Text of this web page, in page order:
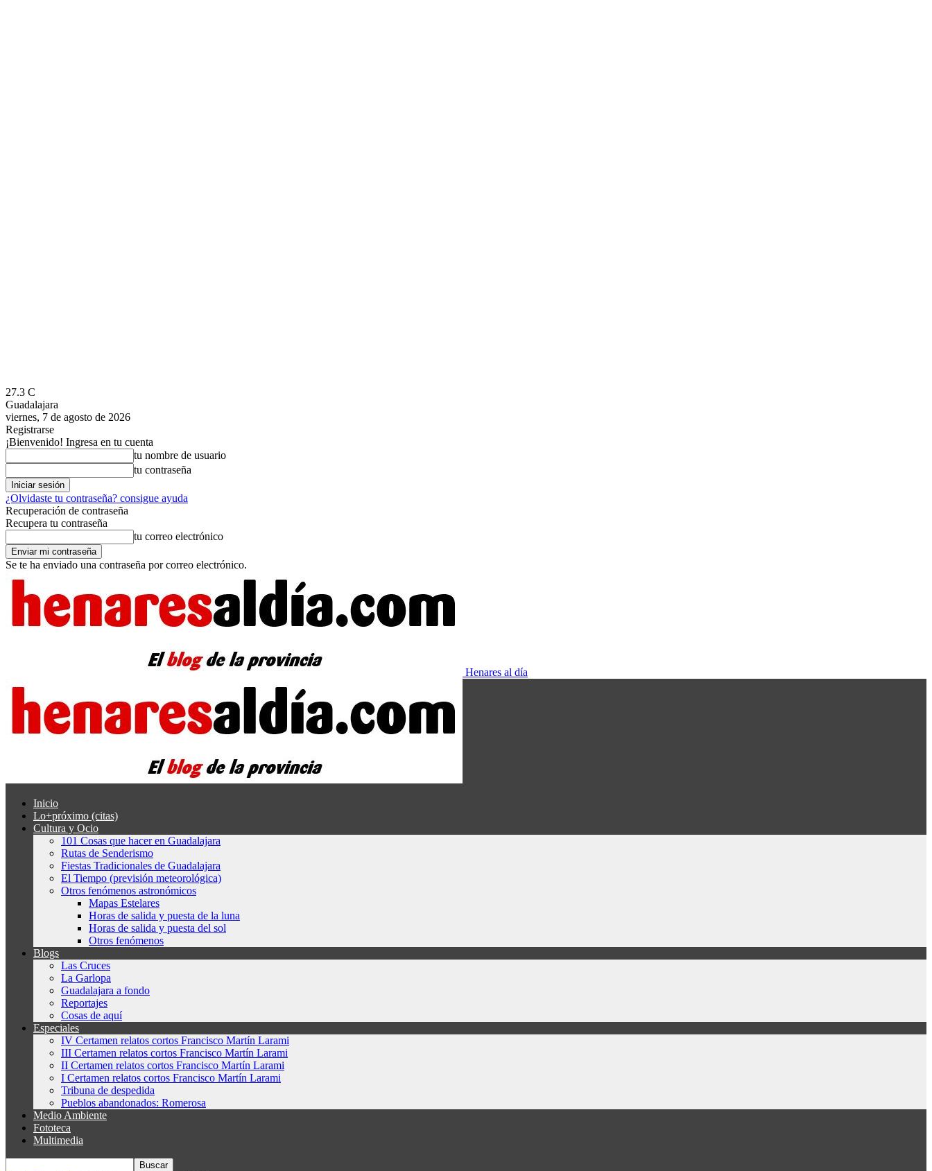
27.3 C
Guadalajara
viernes, 7 de agosto de 2026
Registrarse
¡Bienvenido! Ingresa en tu cuenta
tu nombre de usuario
tu contraseña
¿Olvidaste tu contraseña? consigue ayuda
Recuperación de contraseña
Recupera tu contraseña
tu correo electrónico
Se te ha enviado una contraseña por correo electrónico.
Henares al día
Inicio
Lo+próximo (citas)
Cultura y Ocio
101 Cosas que hacer en Guadalajara
Rutas de Senderismo
Fiestas Tradicionales de Guadalajara
El Tiempo (previsión meteorológica)
Otros fenómenos astronómicos
Mapas Estelares
Horas de salida y puesta de la luna
Horas de salida y puesta del sol
Otros fenómenos
Blogs
Las Cruces
La Garlopa
Guadalajara a fondo
Reportajes
Cosas de aquí
Especiales
IV Certamen relatos cortos Francisco Martín Larami
III Certamen relatos cortos Francisco Martín Larami
II Certamen relatos cortos Francisco Martín Larami
I Certamen relatos cortos Francisco Martín Larami
Tribuna de despedida
Pueblos abandonados: Romerosa
Medio Ambiente
Fototeca
Multimedia